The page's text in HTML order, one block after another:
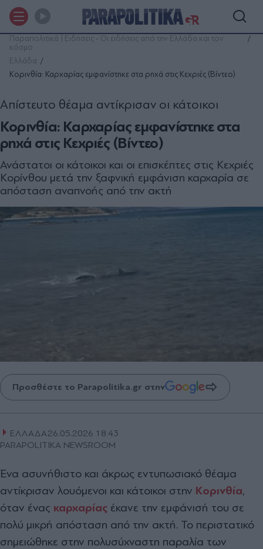
Παραπολιτικά | Ειδήσεις - Οι ειδήσεις από την Ελλάδα και τον
κόσμο
Ελλάδα
Κορινθία: Καρχαρίας εμφανίστηκε στα ρηχά στις Κεχριές (Βίντεο)
Κορινθία: Καρχαρίας εμφανίστηκε στα
ρηχά στις Κεχριές (Βίντεο)
Απίστευτο θέαμα αντίκρισαν οι κάτοικοι
Ανάστατοι οι κάτοικοι και οι επισκέπτες στις Κεχριές
Κορίνθου μετά την ξαφνική εμφάνιση καρχαρία σε
απόσταση αναπνοής από την ακτή
Προσθέστε το Parapolitika.gr στην
ΕΛΛΑΔΑ26.05.2026 18:43
PARAPOLITIKA NEWSROOM
Ένα ασυνήθιστο και άκρως εντυπωσιακό θέαμα
αντίκρισαν λουόμενοι και κάτοικοι στην Κορινθία,
όταν ένας καρχαρίας έκανε την εμφάνισή του σε
πολύ μικρή απόσταση από την ακτή. Το περιστατικό
σημειώθηκε στην πολυσύχναστη παραλία των